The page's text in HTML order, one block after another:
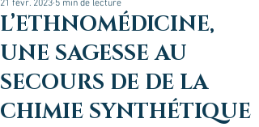
L’ETHNOMÉDICINE,
UNE SAGESSE AU
SECOURS DE DE LA
CHIMIE SYNTHÉTIQUE
21 févr. 2023 5 min de lecture